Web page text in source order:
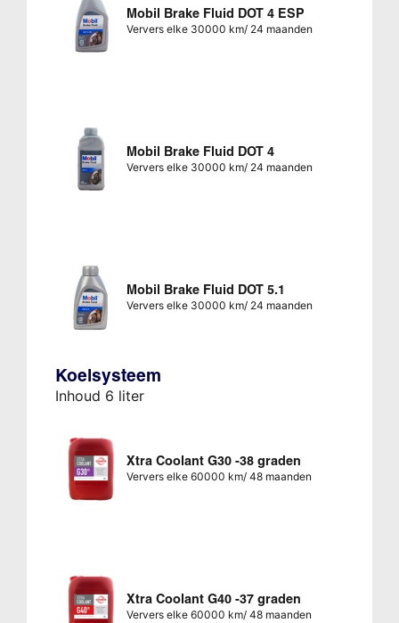
Mobil Brake Fluid DOT 4 ESP
Ververs elke 30000 km/ 24 maanden
Mobil Brake Fluid DOT 4
Ververs elke 30000 km/ 24 maanden
Mobil Brake Fluid DOT 5.1
Ververs elke 30000 km/ 24 maanden
Koelsysteem
Inhoud 6 liter
Xtra Coolant G30 -38 graden
Ververs elke 60000 km/ 48 maanden
Xtra Coolant G40 -37 graden
Ververs elke 60000 km/ 48 maanden